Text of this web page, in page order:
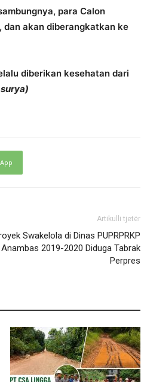
para Calon
dan akan diberangkatkan ke
diberikan kesehatan dari
Artikulli tjetër
Swakelola di Dinas PUPRPRKP
2019-2020 Diduga Tabrak
Perpres